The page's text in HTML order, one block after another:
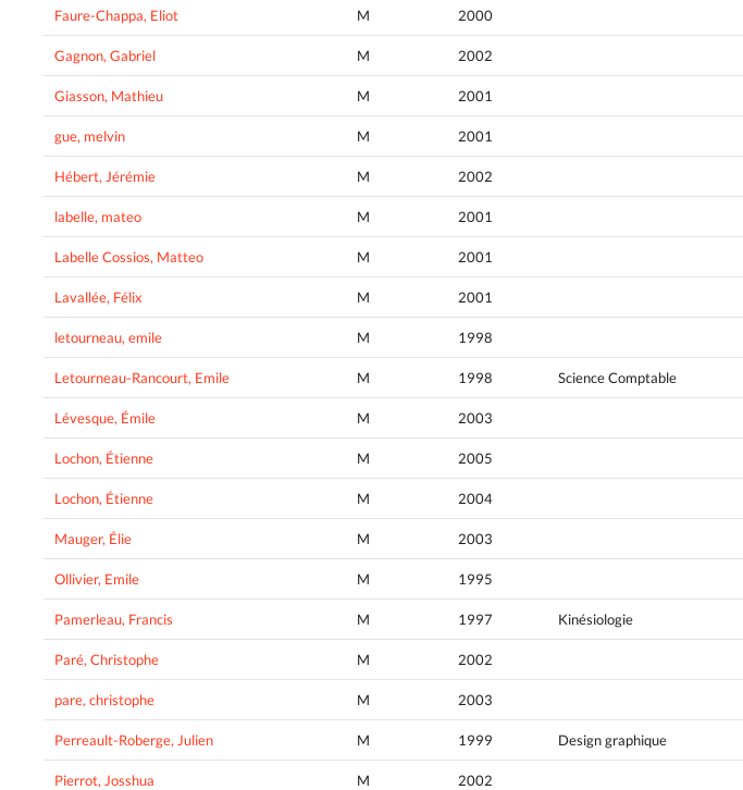
Faure-Chappa, Eliot M 2000
Gagnon, Gabriel M 2002
Giasson, Mathieu M 2001
gue, melvin M 2001
Hébert, Jérémie M 2002
labelle, mateo M 2001
Labelle Cossios, Matteo M 2001
Lavallée, Félix M 2001
letourneau, emile M 1998
Letourneau-Rancourt, Emile M 1998 Science Comptable
Lévesque, Émile M 2003
Lochon, Étienne M 2005
Lochon, Étienne M 2004
Mauger, Élie M 2003
Ollivier, Emile M 1995
Pamerleau, Francis M 1997 Kinésiologie
Paré, Christophe M 2002
pare, christophe M 2003
Perreault-Roberge, Julien M 1999 Design graphique
Pierrot, Josshua M 2002